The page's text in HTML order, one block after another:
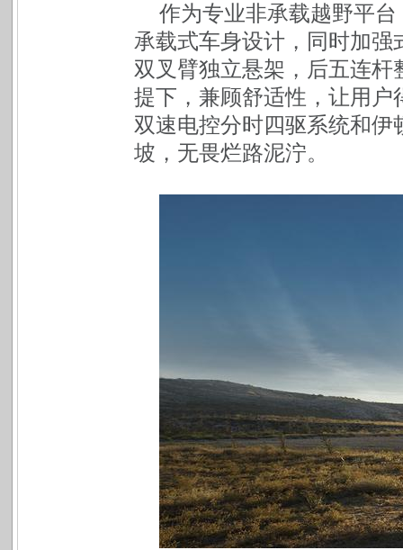
作为专业非承载越野平
承载式车身设计，同时加
双叉臂独立悬架，后五连
提下，兼顾舒适性，让用
双速电控分时四驱系统和
坡，无畏烂路泥泞。